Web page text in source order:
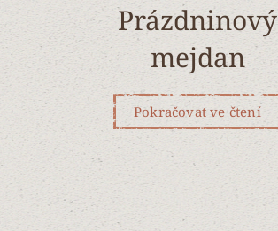
Prázdninový
mejdan
Pokračovat ve čtení